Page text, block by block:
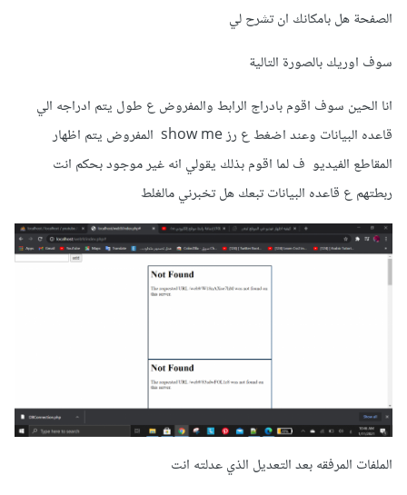
الصفحة هل بامكانك ان تشرح لي
سوف اوريك بالصورة التالية
انا الحين سوف اقوم بادراج الرابط والمفروض ع طول يتم ادراجه الي
قاعده البيانات وعند اضغط ع رز show me المفروض يتم اظهار
المقاطع الفيديو ف لما اقوم بذلك يقولي انه غير موجود بحكم انت
ربطتهم ع قاعده البيانات تبعك هل تخبرني مالغلط
الملفات المرفقه بعد التعديل الذي عدلته انت